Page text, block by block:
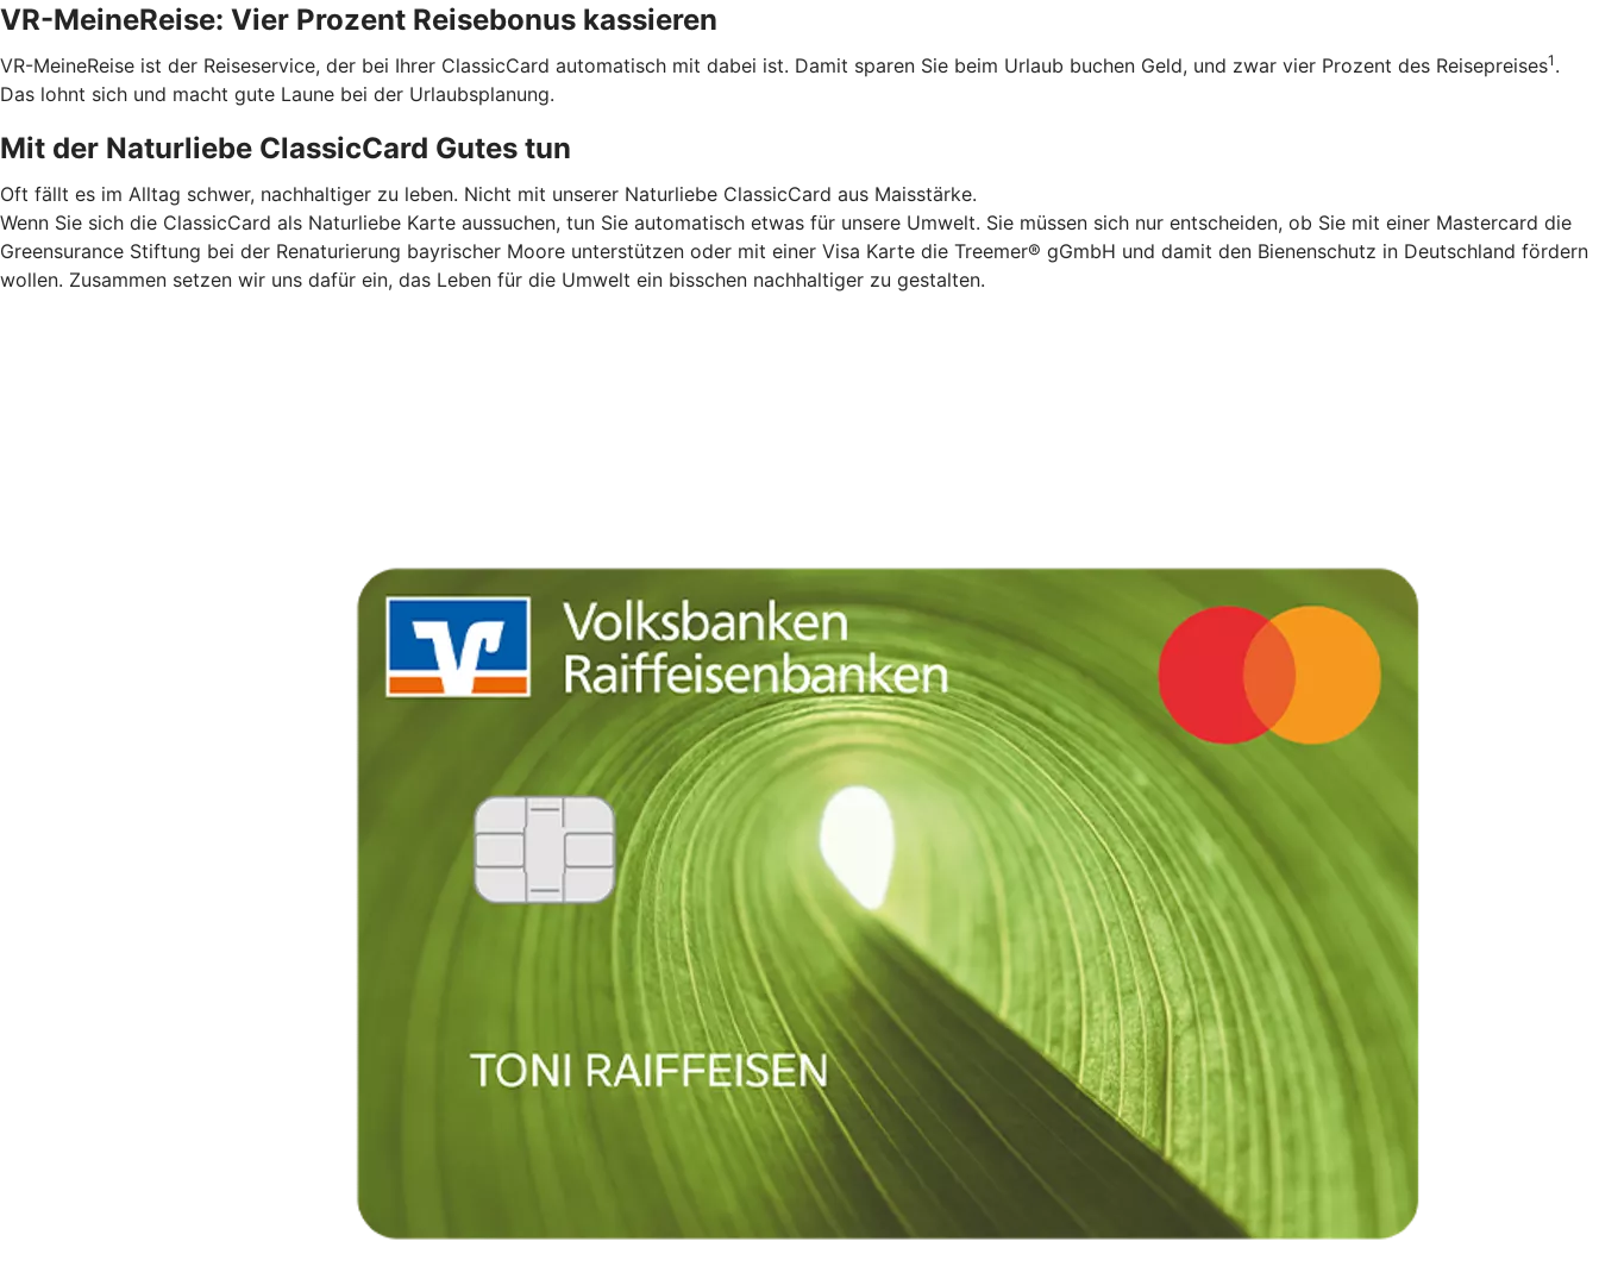
VR-MeineReise: Vier Prozent Reisebonus kassieren
VR-MeineReise ist der Reiseservice, der bei Ihrer ClassicCard automatisch mit dabei ist. Damit sparen Sie beim Urlaub buchen Geld, und zwar vier Prozent des Reisepreises1 .
Das lohnt sich und macht gute Laune bei der Urlaubsplanung.
Mit der Naturliebe ClassicCard Gutes tun
Oft fällt es im Alltag schwer, nachhaltiger zu leben. Nicht mit unserer Naturliebe ClassicCard aus Maisstärke.
Wenn Sie sich die ClassicCard als Naturliebe Karte aussuchen, tun Sie automatisch etwas für unsere Umwelt. Sie müssen sich nur entscheiden, ob Sie mit einer Mastercard die
Greensurance Stiftung bei der Renaturierung bayrischer Moore unterstützen oder mit einer Visa Karte die Treemer® gGmbH und damit den Bienenschutz in Deutschland fördern
wollen. Zusammen setzen wir uns dafür ein, das Leben für die Umwelt ein bisschen nachhaltiger zu gestalten.